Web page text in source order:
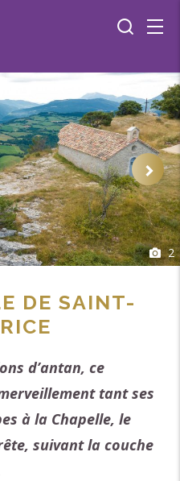
2
DE SAINT-
d’antan, ce
tant ses
à la Chapelle, le
suivant la couche